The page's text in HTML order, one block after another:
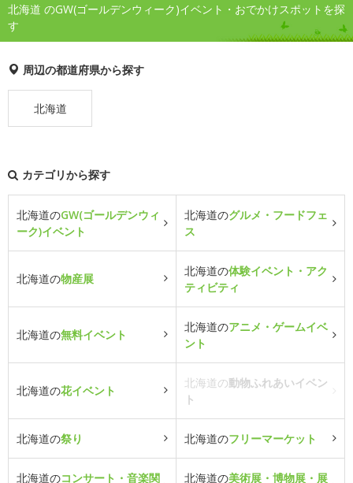
北海道 のGW(ゴールデンウィーク)イベント・おでかけスポットを探
す
周辺の都道府県から探す
北海道
カテゴリから探す
北海道のGW(ゴールデンウィ
ーク)イベント
北海道のグルメ・フードフェ
ス
北海道の物産展
北海道の体験イベント・アク
ティビティ
北海道の無料イベント
北海道のアニメ・ゲームイベ
ント
北海道の花イベント
北海道の動物ふれあいイベン
ト
北海道の祭り 北海道のフリーマーケット
北海道のコンサート・音楽関
北海道の美術展・博物展・展